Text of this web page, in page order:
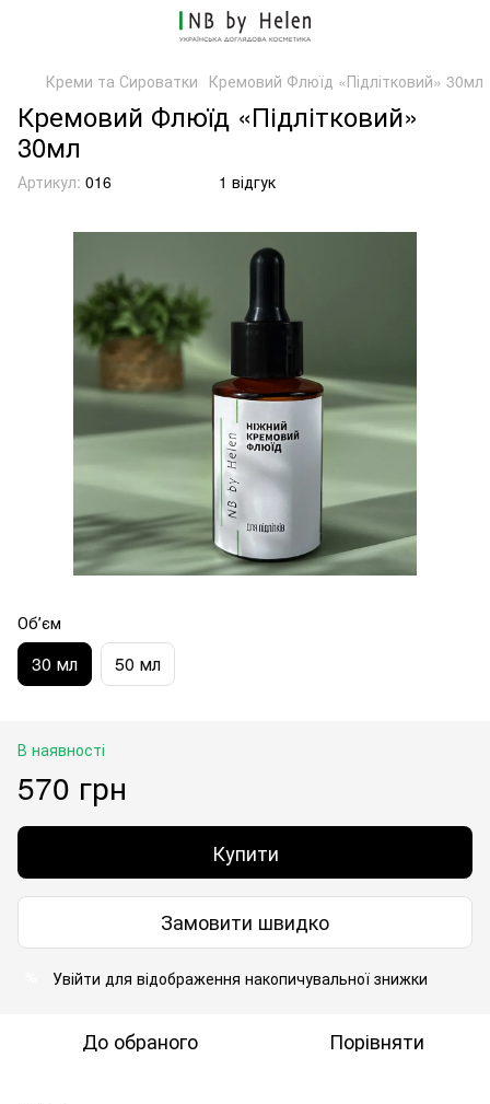
Креми та Сироватки Кремовий Флюїд «Підлітковий» 30мл
Кремовий Флюїд «Підлітковий»
30мл
Артикул: 016 1 відгук
Обʼєм
30 мл 50 мл
В наявності
570 грн
Купити
Замовити швидко
Увійти для відображення накопичувальної знижки
До обраного Порівняти